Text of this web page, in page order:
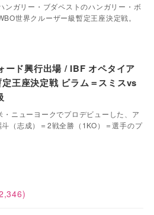
ンガリー・ブダペストのハンガリー・ボ
世界クルーザー級暫定王座決定戦。
ード興行出場 / IBF オペタイア
王座決定戦 ビラム＝スミスvs
ニューヨークでプロデビューした、ア
（志成）＝2戦全勝（1KO）＝選手のプ